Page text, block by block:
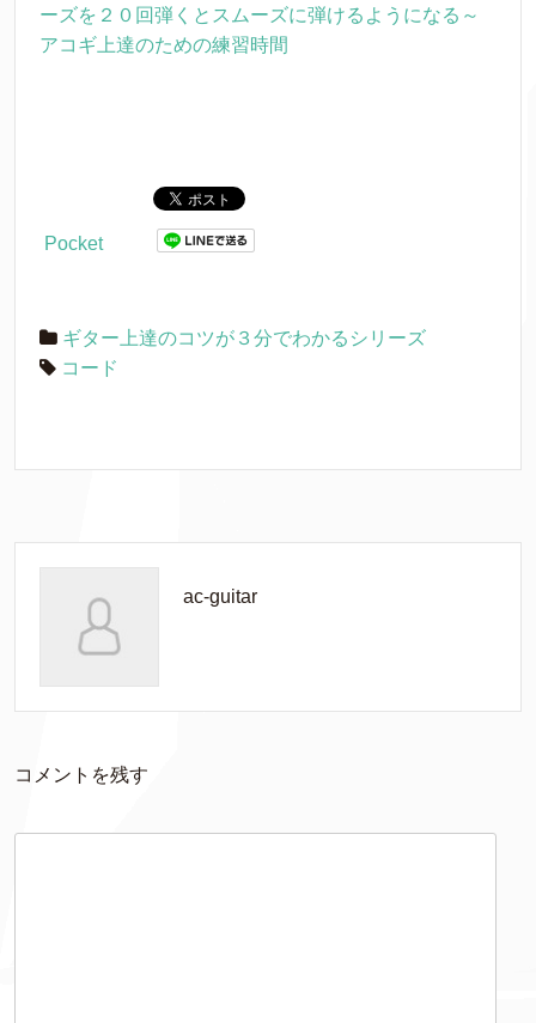
ーズを２０回弾くとスムーズに弾けるようになる～
アコギ上達のための練習時間
Pocket
ギター上達のコツが３分でわかるシリーズ
コード
ac-guitar
コメントを残す